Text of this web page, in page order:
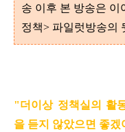
송 이후 본 방송은 이
정책> 파일럿방송의
"더이상 정책실의 활
을 듣지 않았으면 좋겠